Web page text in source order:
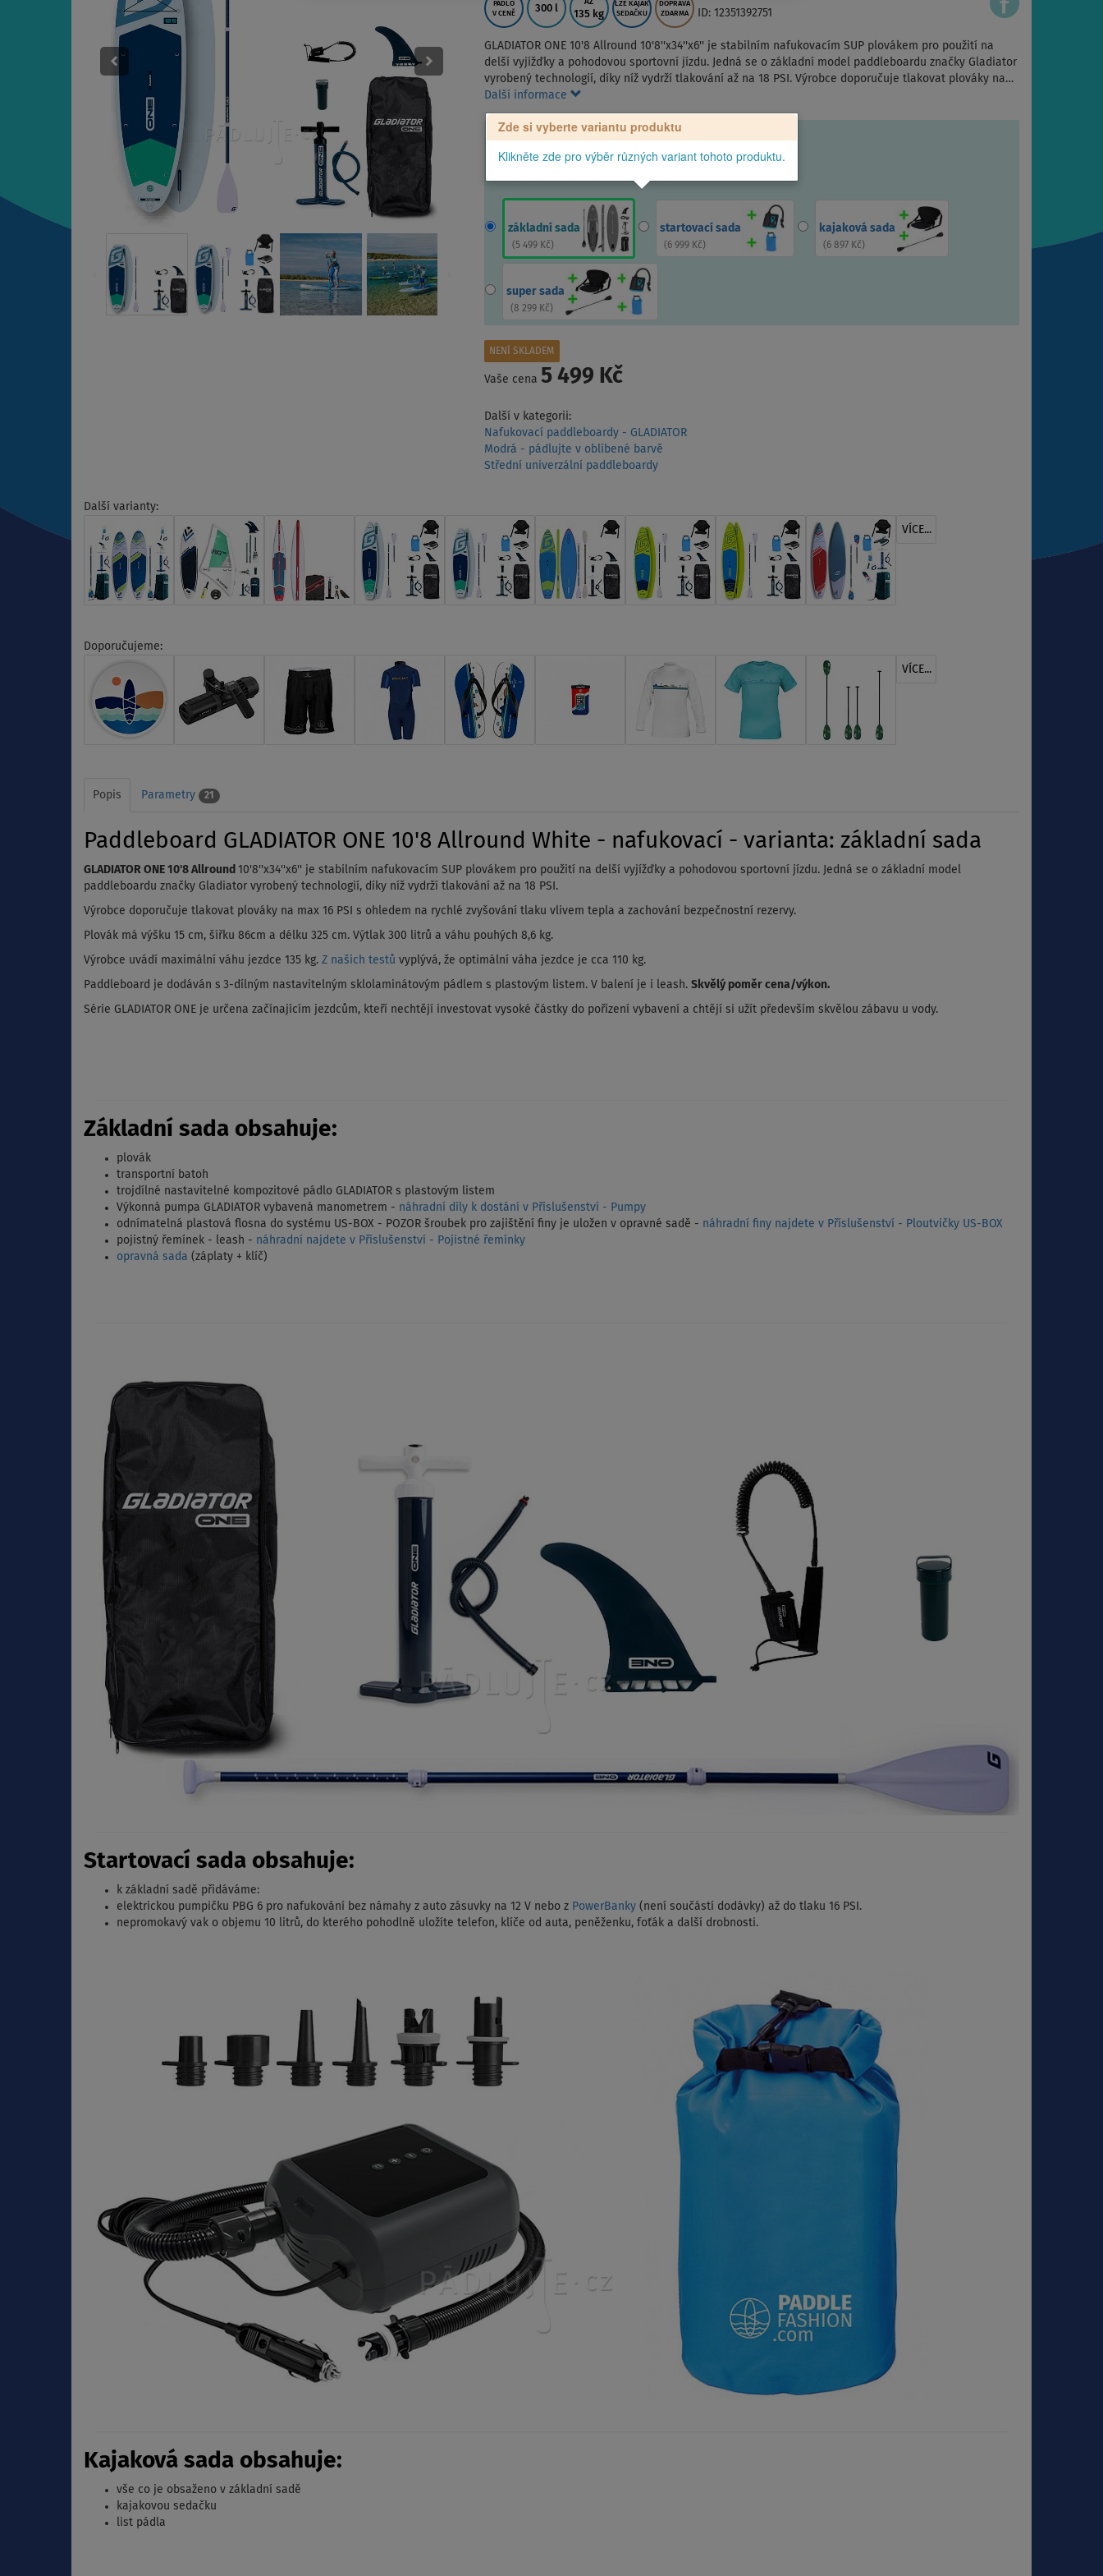
PÁDLO
V CENĚ
300 l
AŽ
135 kg
LZE KAJAK
SEDAČKU
DOPRAVA
ZDARMA
ID: 12351392751
GLADIATOR ONE 10'8 Allround 10'8''x34''x6'' je stabilním nafukovacím SUP plovákem pro použití na
delší vyjížďky a pohodovou sportovní jízdu. Jedná se o základní model paddleboardu značky Gladiator
vyrobený technologií, díky níž vydrží tlakování až na 18 PSI. Výrobce doporučuje tlakovat plováky na…
Další informace
Zde si vyberte variantu produktu
Klikněte zde pro výběr různých variant tohoto produktu.
základní sada
( 5 499 Kč)
startovací sada
( 6 999 Kč)
kajaková sada
( 6 897 Kč)
super sada
(8 299 Kč)
NENÍ SKLADEM
Vaše cena 5 499 Kč
Další v kategorii:
Nafukovací paddleboardy - GLADIATOR
Modrá - pádlujte v oblíbené barvě
Střední univerzální paddleboardy
Další varianty:
VÍCE...
Doporučujeme:
VÍCE...
Popis Parametry 21
Paddleboard GLADIATOR ONE 10'8 Allround White - nafukovací - varianta: základní sada
GLADIATOR ONE 10'8 Allround 10'8''x34''x6'' je stabilním nafukovacím SUP plovákem pro použití na delší vyjížďky a pohodovou sportovní jízdu. Jedná se o základní model
paddleboardu značky Gladiator vyrobený technologií, díky níž vydrží tlakování až na 18 PSI.
Výrobce doporučuje tlakovat plováky na max 16 PSI s ohledem na rychlé zvyšování tlaku vlivem tepla a zachování bezpečnostní rezervy.
Plovák má výšku 15 cm, šířku 86cm a délku 325 cm. Výtlak 300 litrů a váhu pouhých 8,6 kg.
Výrobce uvádí maximální váhu jezdce 135 kg. Z našich testů vyplývá, že optimální váha jezdce je cca 110 kg.
Paddleboard je dodáván s 3-dílným nastavitelným sklolaminátovým pádlem s plastovým listem. V balení je i leash. Skvělý poměr cena/výkon.
Série GLADIATOR ONE je určena začínajícím jezdcům, kteří nechtějí investovat vysoké částky do pořízení vybavení a chtějí si užít především skvělou zábavu u vody.
Základní sada obsahuje:
plovák
transportní batoh
trojdílné nastavitelné kompozitové pádlo GLADIATOR s plastovým listem
Výkonná pumpa GLADIATOR vybavená manometrem - náhradní díly k dostání v Příslušenství - Pumpy
odnímatelná plastová flosna do systému US-BOX - POZOR šroubek pro zajištění finy je uložen v opravné sadě - náhradní finy najdete v Příslušenství - Ploutvičky US-BOX
pojistný řemínek - leash - náhradní najdete v Příslušenství - Pojistné řemínky
opravná sada (záplaty + klíč)
Startovací sada obsahuje:
k základní sadě přidáváme:
elektrickou pumpičku PBG 6 pro nafukování bez námahy z auto zásuvky na 12 V nebo z PowerBanky (není součástí dodávky) až do tlaku 16 PSI.
nepromokavý vak o objemu 10 litrů, do kterého pohodlně uložíte telefon, klíče od auta, peněženku, foťák a další drobnosti.
Kajaková sada obsahuje:
vše co je obsaženo v základní sadě
kajakovou sedačku
list pádla